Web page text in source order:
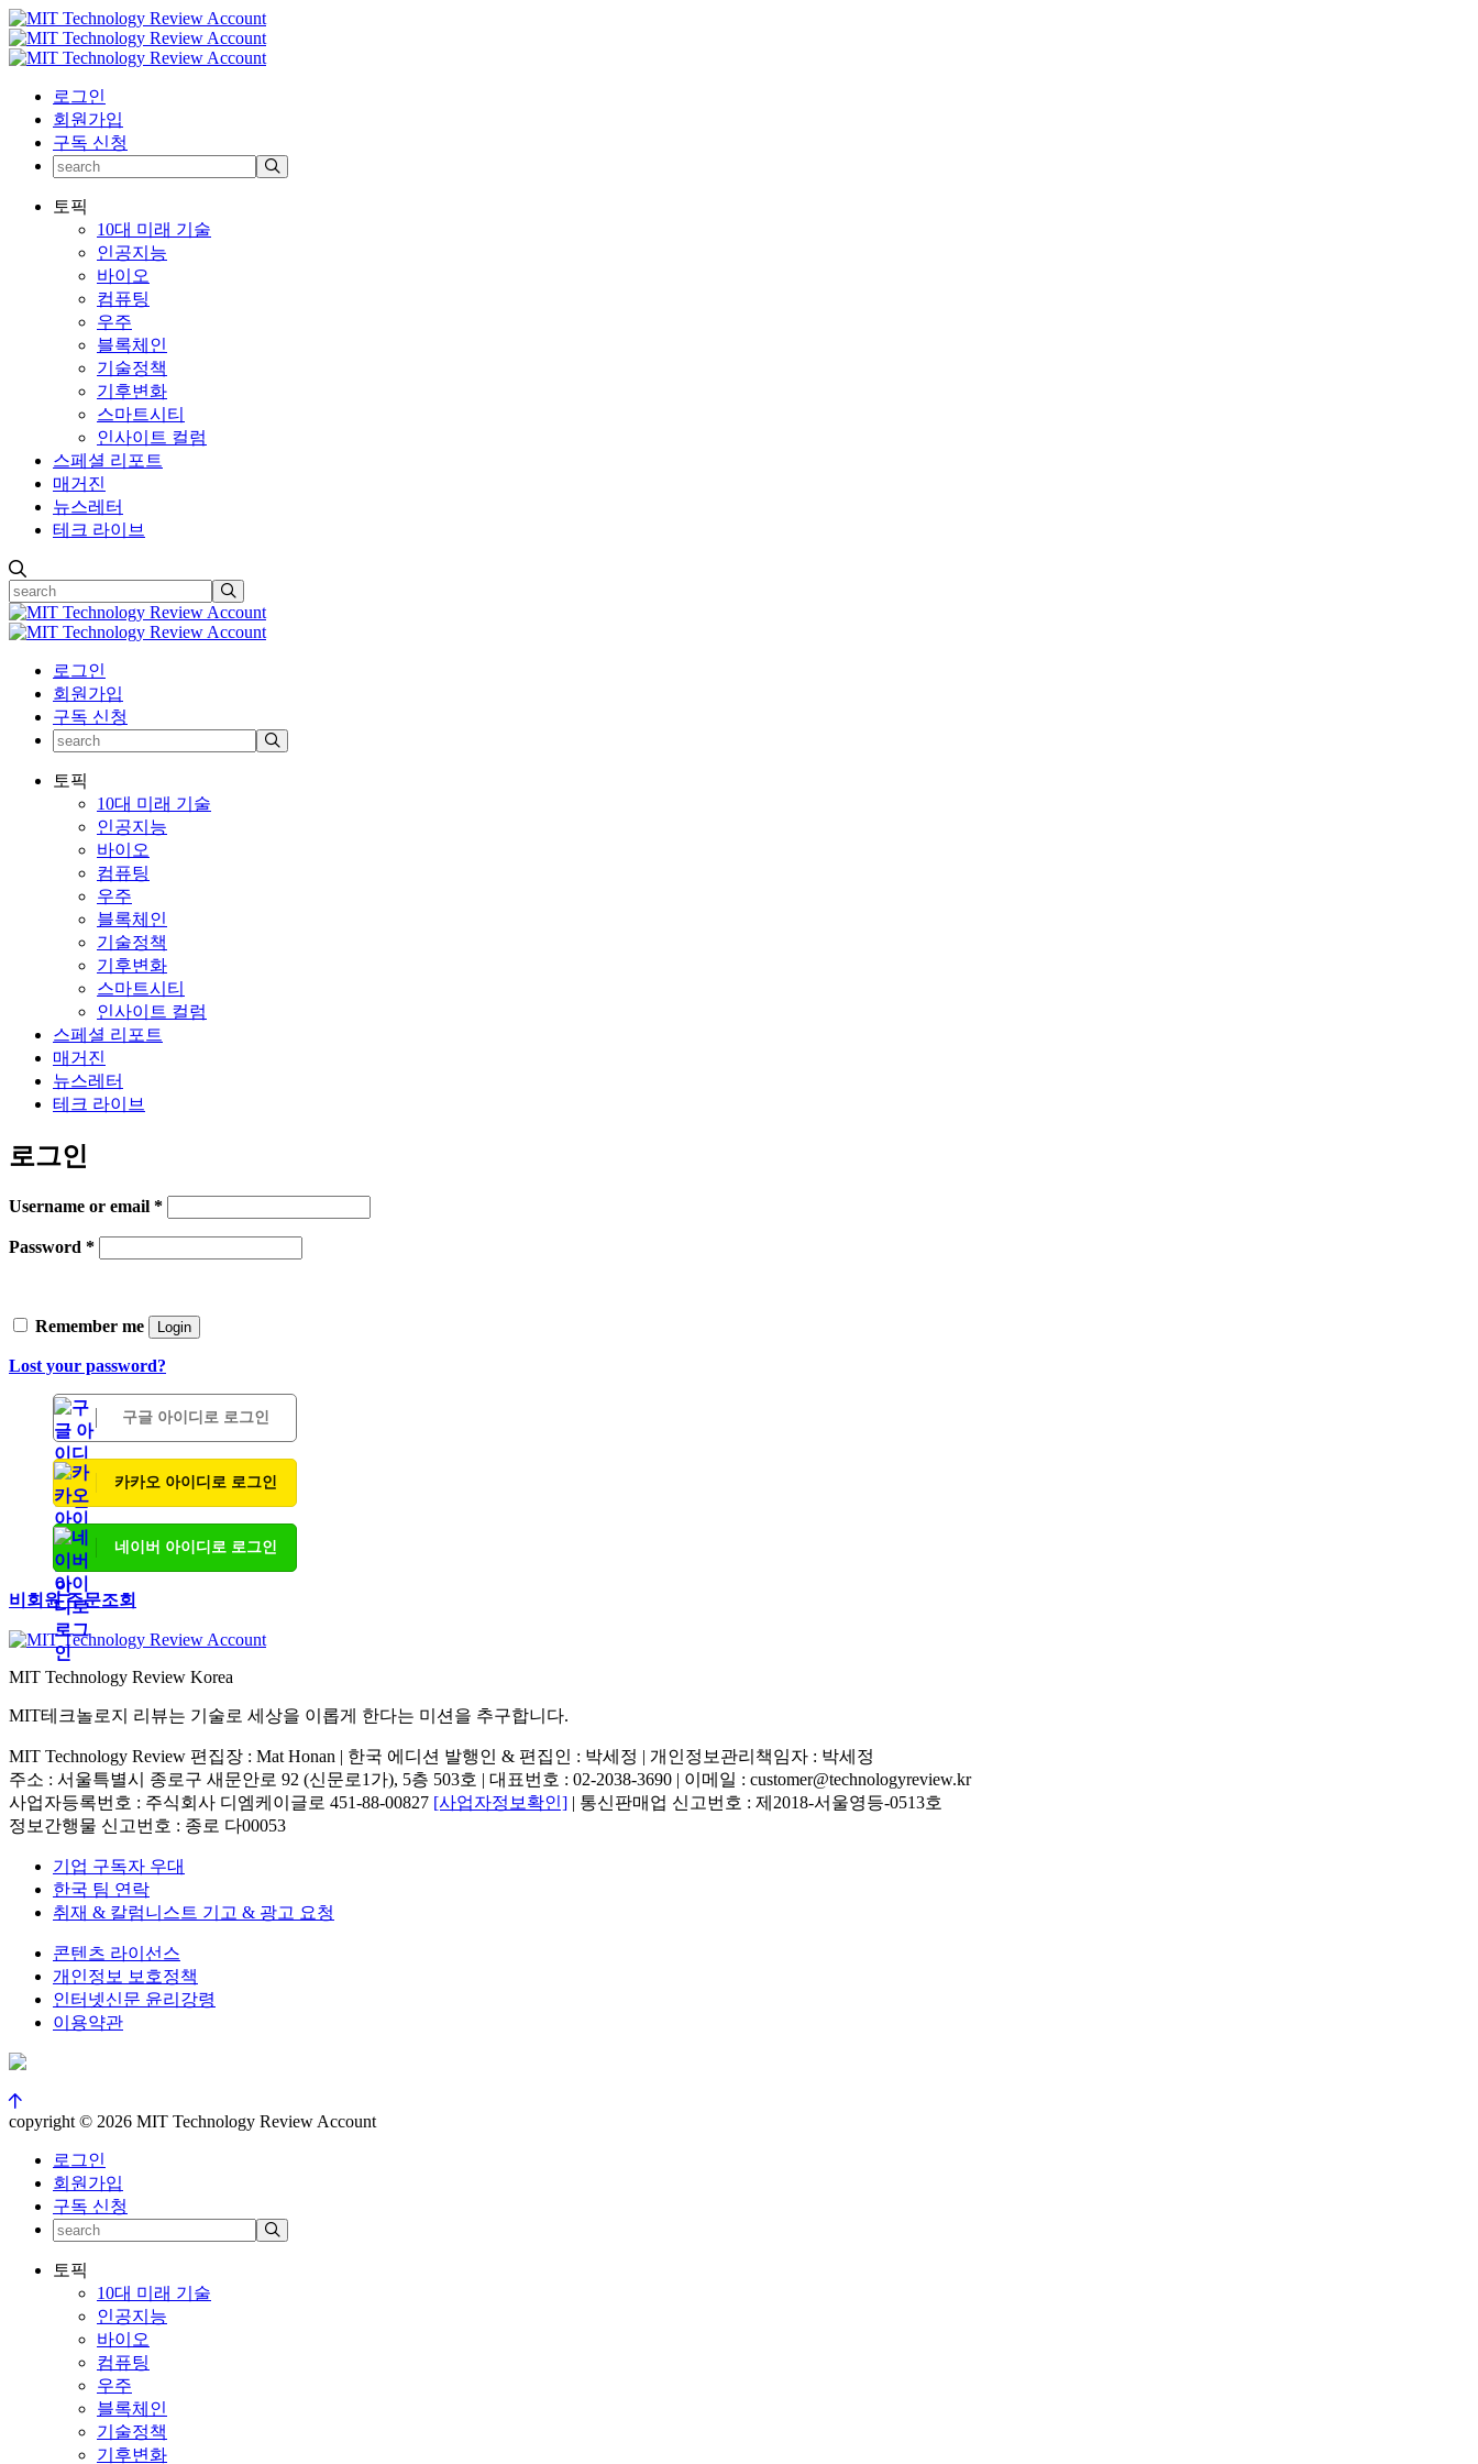
로그인
회원가입
구독 신청
토픽
10대 미래 기술
인공지능
바이오
컴퓨팅
우주
블록체인
기술정책
기후변화
스마트시티
인사이트 컬럼
스페셜 리포트
매거진
뉴스레터
테크 라이브
로그인
회원가입
구독 신청
토픽
10대 미래 기술
인공지능
바이오
컴퓨팅
우주
블록체인
기술정책
기후변화
스마트시티
인사이트 컬럼
스페셜 리포트
매거진
뉴스레터
테크 라이브
로그인
Username or email *
Password *
Remember me Login
Lost your password?
구글 아이디로 로그인
카카오 아이디로 로그인
네이버 아이디로 로그인
비회원 주문조회
MIT Technology Review Korea
MIT테크놀로지 리뷰는 기술로 세상을 이롭게 한다는 미션을 추구합니다.
MIT Technology Review 편집장 : Mat Honan | 한국 에디션 발행인 & 편집인 : 박세정 | 개인정보관리책임자 : 박세정
주소 : 서울특별시 종로구 새문안로 92 (신문로1가), 5층 503호 | 대표번호 : 02-2038-3690 | 이메일 : customer@technologyreview.kr
사업자등록번호 : 주식회사 디엠케이글로 451-88-00827 [사업자정보확인] | 통신판매업 신고번호 : 제2018-서울영등-0513호
정보간행물 신고번호 : 종로 다00053
기업 구독자 우대
한국 팀 연락
취재 & 칼럼니스트 기고 & 광고 요청
콘텐츠 라이선스
개인정보 보호정책
인터넷신문 윤리강령
이용약관
copyright © 2026 MIT Technology Review Account
로그인
회원가입
구독 신청
토픽
10대 미래 기술
인공지능
바이오
컴퓨팅
우주
블록체인
기술정책
기후변화